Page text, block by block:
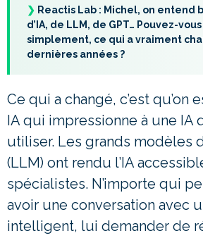
❯ Reactis Lab : Michel, on entend
d’IA, de LLM, de GPT… Pouvez-
simplement, ce qui a vraiment
dernières années ?
Ce qui a changé, c’est qu’on
IA qui impressionne à une IA
utiliser. Les grands modèles
(LLM) ont rendu l’IA
spécialistes. N’importe qui
avoir une conversation avec
intelligent, lui demander de